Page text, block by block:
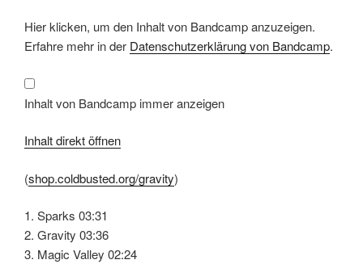
Inhalt
von
Bandcamp
anzeigen
Hier klicken, um den Inhalt von Bandcamp anzuzeigen.
Erfahre mehr in der Datenschutzerklärung von Bandcamp.
Inhalt von Bandcamp immer anzeigen
Inhalt direkt öffnen
(shop.coldbusted.org/gravity)
1. Sparks 03:31
2. Gravity 03:36
3. Magic Valley 02:24